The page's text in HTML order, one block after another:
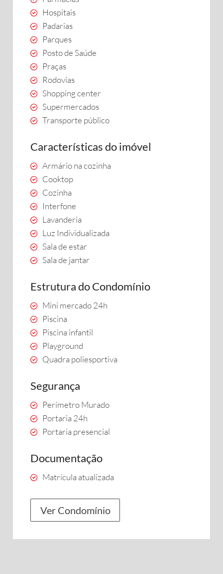
Hospitais
Padarias
Parques
Posto de Saúde
Praças
Rodovias
Shopping center
Supermercados
Transporte público
Características do imóvel
Armário na cozinha
Cooktop
Cozinha
Interfone
Lavanderia
Luz Individualizada
Sala de estar
Sala de jantar
Estrutura do Condomínio
Mini mercado 24h
Piscina
Piscina infantil
Playground
Quadra poliesportiva
Segurança
Perímetro Murado
Portaria 24h
Portaria presencial
Documentação
Matrícula atualizada
Ver Condomínio